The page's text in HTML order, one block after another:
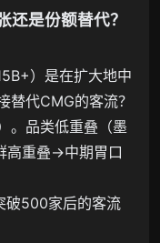
是份额替代？
）是在扩大地中
替代CMG的客流？
。品类低重叠（墨
高重叠→中期胃口
破500家后的客流